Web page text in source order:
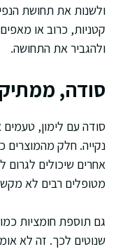
ולשנות את תחושת
קטניות, כרוב או
ולהגביר את התחושה.
סודה,
סודה עם לימון, טעמים
נקייה. חלק מהמוצרים
אחרים שיכולים לגרום
מטופלים רבים לא
גם תוספת חומציות
שנוטים לכך. זה לא